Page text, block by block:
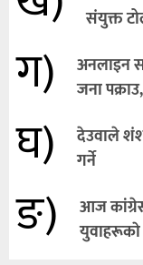
संयुक्त
ग)
अनलाइन
जना
घ)
देउवाले
गर्ने
ङ)
आज
युवाहरूकाे